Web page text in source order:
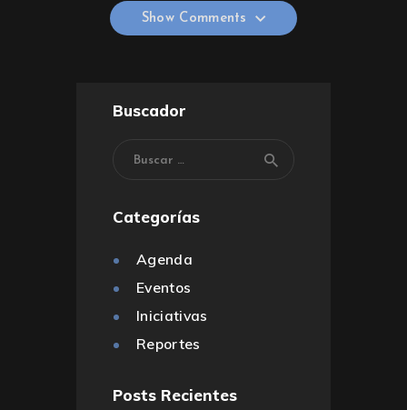
Show Comments
Buscador
Categorías
Agenda
Eventos
Iniciativas
Reportes
Posts Recientes